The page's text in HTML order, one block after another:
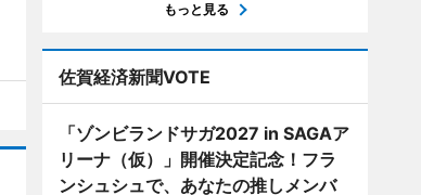
もっと見る
佐賀経済新聞VOTE
「ゾンビランドサガ2027 in SAGAア
リーナ（仮）」開催決定記念！フラ
ンシュシュで、あなたの推しメンバ